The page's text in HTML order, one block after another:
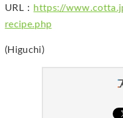
URL： https://
recipe.php
(Higuchi)